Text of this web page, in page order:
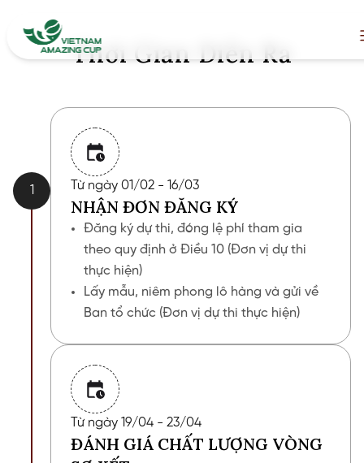
Thời Gian Diễn Ra
1 Từ ngày 01/02 - 16/03
NHẬN ĐƠN ĐĂNG KÝ
Đăng ký dự thi, đóng lệ phí tham gia
theo quy định ở Điều 10 (Đơn vị dự thi
thực hiện)
Lấy mẫu, niêm phong lô hàng và gửi về
Ban tổ chức (Đơn vị dự thi thực hiện)
Từ ngày 19/04 - 23/04
ĐÁNH GIÁ CHẤT LƯỢNG VÒNG